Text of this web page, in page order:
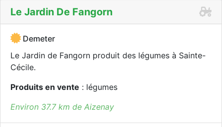
Le Jardin De Fangorn
Demeter
Le Jardin de Fangorn produit des légumes à Sainte-
Cécile.
Produits en vente : légumes
Environ 37.7 km de Aizenay